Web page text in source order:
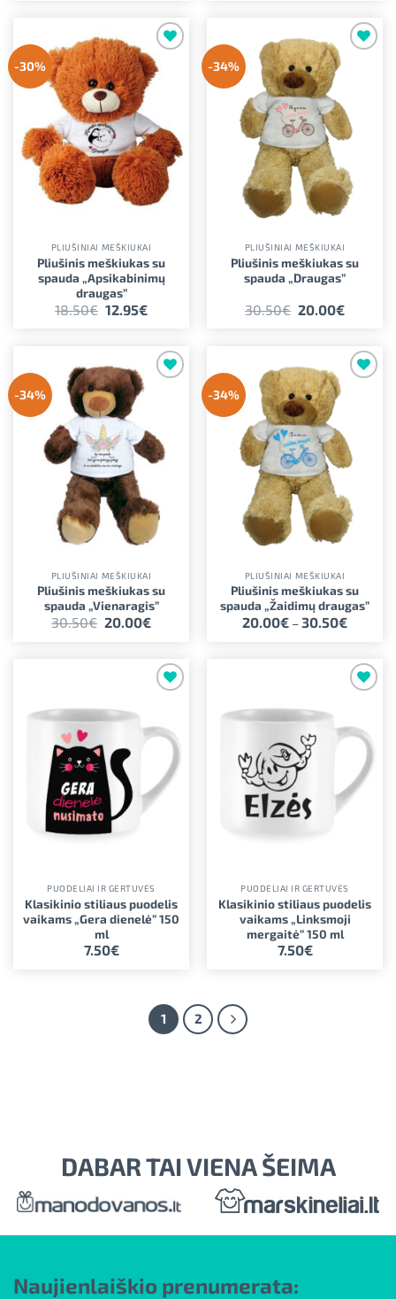
-30%
Pridėti į
norimus
PLIUŠINIAI MEŠKIUKAI
Pliušinis meškiukas su
spauda „Apsikabinimų
draugas”
18.50€ Original
price
12.95€Current
price
-34%
Pridėti į
norimus
PLIUŠINIAI MEŠKIUKAI
Pliušinis meškiukas su
spauda „Draugas”
30.50€ Original
price
20.00€Current
price
-34%
Pridėti į
PLIUŠINIAI MEŠKIUKAI
Pliušinis meškiukas su
spauda „Vienaragis”
30.50€ Original
price
20.00€Current
price
-34%
Pridėti į
norimus
PLIUŠINIAI MEŠKIUKAI
Pliušinis meškiukas su
spauda „Žaidimų draugas”
20.00€ –30.50€Price
range:
30.50€
PUODELIAI IR GERTUVĖS
Klasikinio stiliaus puodelis
vaikams „Gera dienelė” 150
ml
7.50€
PUODELIAI IR GERTUVĖS
Klasikinio stiliaus puodelis
vaikams „Linksmoji
mergaitė” 150 ml
7.50€
1 2
DABAR TAI VIENA ŠEIMA
Naujienlaiškio prenumerata: